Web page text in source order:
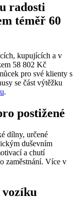
radosti
téměř 60
kupujících a v
58 802 Kč
pro své klienty s
se část výtěžku
.
postižené
dílny, určené
duševním
a chutí
zaměstnání. Více v
vozíku